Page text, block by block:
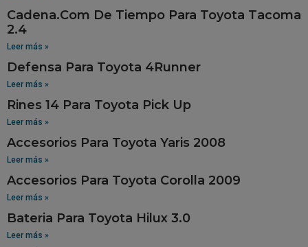
Cadena.Com De Tiempo Para Toyota Tacoma
2.4
Leer más »
Defensa Para Toyota 4Runner
Leer más »
Rines 14 Para Toyota Pick Up
Leer más »
Accesorios Para Toyota Yaris 2008
Leer más »
Accesorios Para Toyota Corolla 2009
Leer más »
Bateria Para Toyota Hilux 3.0
Leer más »